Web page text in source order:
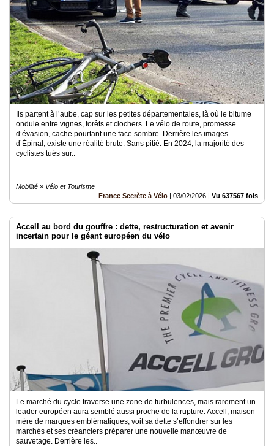
Ils partent à l’aube, cap sur les petites départementales, là où le bitume
ondule entre vignes, forêts et clochers. Le vélo de route, promesse
d’évasion, cache pourtant une face sombre. Derrière les images
d’Épinal, existe une réalité brute. Sans pitié. En 2024, la majorité des
cyclistes tués sur..
Mobilité » Vélo et Tourisme
France Secrète à Vélo | 03/02/2026 | Vu 637567 fois
Accell au bord du gouffre : dette, restructuration et avenir
incertain pour le géant européen du vélo
Le marché du cycle traverse une zone de turbulences, mais rarement un
leader européen aura semblé aussi proche de la rupture. Accell, maison-
mère de marques emblématiques, voit sa dette s’effondrer sur les
marchés et ses créanciers préparer une nouvelle manœuvre de
sauvetage. Derrière les..